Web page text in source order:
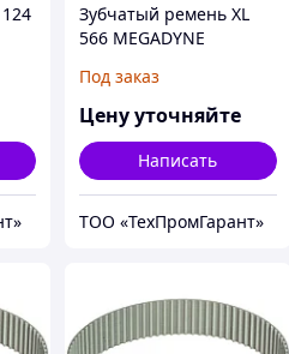
Зубчатый ремень XL
566 MEGADYNE
Под заказ
Цену уточняйте
Написать
ТОО «ТехПромГарант»